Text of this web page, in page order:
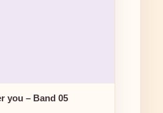
you – Band 05